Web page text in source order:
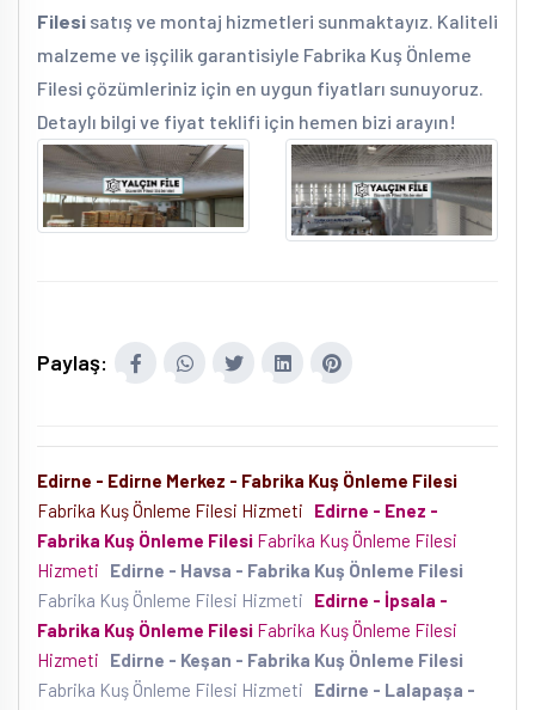
Filesi satış ve montaj hizmetleri sunmaktayız. Kaliteli
malzeme ve işçilik garantisiyle Fabrika Kuş Önleme
Filesi çözümleriniz için en uygun fiyatları sunuyoruz.
Detaylı bilgi ve fiyat teklifi için hemen bizi arayın!
Paylaş:
Edirne - Edirne Merkez - Fabrika Kuş Önleme Filesi
Fabrika Kuş Önleme Filesi Hizmeti
Edirne - Enez -
Fabrika Kuş Önleme Filesi Fabrika Kuş Önleme Filesi
Hizmeti
Edirne - Havsa - Fabrika Kuş Önleme Filesi
Fabrika Kuş Önleme Filesi Hizmeti
Edirne - İpsala -
Fabrika Kuş Önleme Filesi Fabrika Kuş Önleme Filesi
Hizmeti
Edirne - Keşan - Fabrika Kuş Önleme Filesi
Fabrika Kuş Önleme Filesi Hizmeti
Edirne - Lalapaşa -